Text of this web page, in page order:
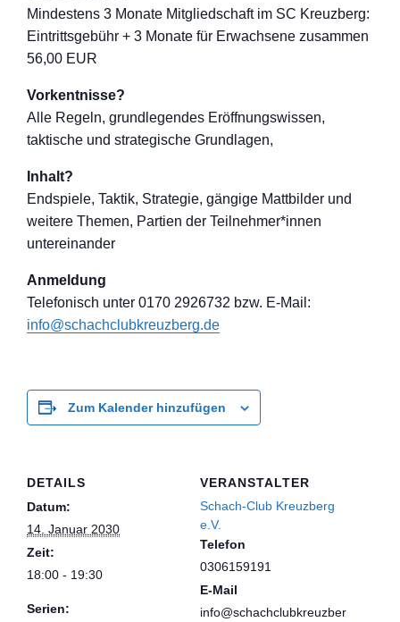
Mindestens 3 Monate Mitgliedschaft im SC Kreuzberg:
Eintrittsgebühr + 3 Monate für Erwachsene zusammen
56,00 EUR
Vorkentnisse?
Alle Regeln, grundlegendes Eröffnungswissen,
taktische und strategische Grundlagen,
Inhalt?
Endspiele, Taktik, Strategie, gängige Mattbilder und
weitere Themen, Partien der Teilnehmer*innen
untereinander
Anmeldung
Telefonisch unter 0170 2926732 bzw. E-Mail:
info@schachclubkreuzberg.de
Zum Kalender hinzufügen
DETAILS
Datum:
14. Januar 2030
Zeit:
18:00 - 19:30
Serien:
VERANSTALTER
Schach-Club Kreuzberg
e.V.
Telefon
0306159191
E-Mail
info@schachclubkreuzber